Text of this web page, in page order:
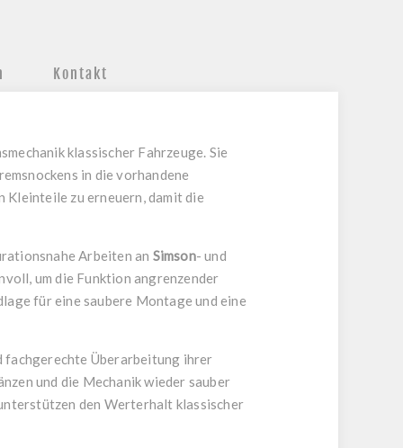
Kontakt
klassischer Fahrzeuge. Sie
in die vorhandene
Kleinteile zu erneuern, damit die
Arbeiten an Simson- und
um die Funktion angrenzender
für eine saubere Montage und eine
fachgerechte Überarbeitung ihrer
und die Mechanik wieder sauber
den Werterhalt klassischer